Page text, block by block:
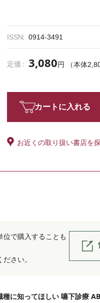
ISSN 0914-3491
定価 3,080円 （本体
カートに入れる
お近くの取り扱い書店を
位で購入することも
さい。
に知ってほしい 嚥下診療